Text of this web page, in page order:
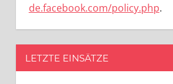
de.facebook.com/policy.php.
LETZTE EINSÄTZE